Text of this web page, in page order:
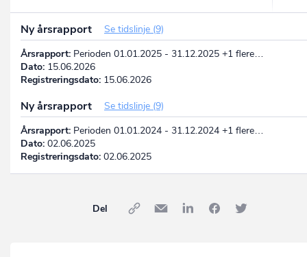
Ny årsrapport
Se tidslinje (9)
Årsrapport: Perioden 01.01.2025 - 31.12.2025 +1 flere…
Dato: 15.06.2026
Registreringsdato: 15.06.2026
Ny årsrapport
Se tidslinje (9)
Årsrapport: Perioden 01.01.2024 - 31.12.2024 +1 flere…
Dato: 02.06.2025
Registreringsdato: 02.06.2025
Del